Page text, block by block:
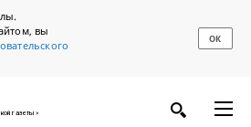
вы
ОК
газеты»